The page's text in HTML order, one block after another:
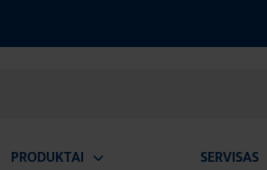
PRODUKTAI SERVISAS